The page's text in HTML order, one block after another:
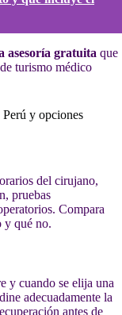
asesoría gratuita que
turismo médico
Perú y opciones
del cirujano,
pruebas
Compara
y qué no.
y cuando se elija una
adecuadamente la
antes de